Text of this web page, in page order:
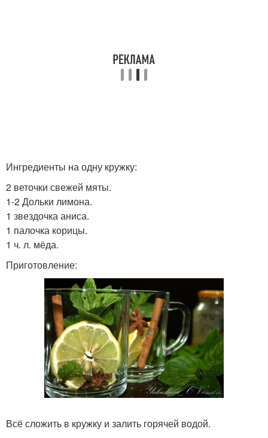
Ингредиенты на одну кружку:
2 веточки свежей мяты.
1-2 Дольки лимона.
1 звездочка аниса.
1 палочка корицы.
1 ч. л. мёда.
Приготовление:
Всё сложить в кружку и залить горячей водой.